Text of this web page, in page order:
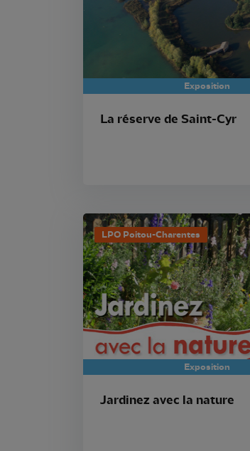
Exposition
La réserve de Saint-Cyr
LPO Poitou-Charentes
Exposition
Jardinez avec la nature